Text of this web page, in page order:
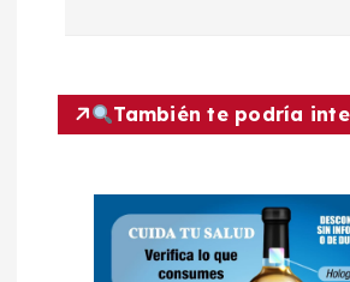
a
También te podría